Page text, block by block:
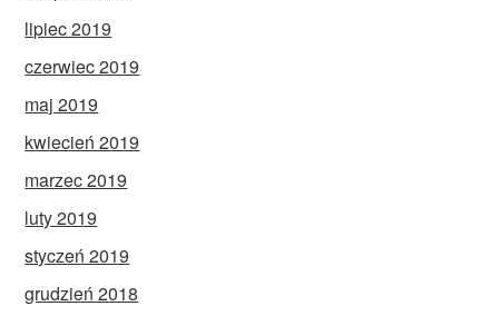
lipiec 2019
czerwiec 2019
maj 2019
kwiecień 2019
marzec 2019
luty 2019
styczeń 2019
grudzień 2018